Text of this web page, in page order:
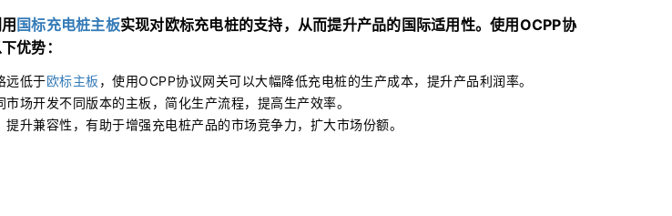
国标充电桩主板实现对欧标充电桩的支持，从而提升产品的国际适用性。使用OCPP协
优势：
远低于欧标主板 ，使用OCPP协议网关可以大幅降低充电桩的生产成本，提升产品利润率。
场开发不同版本的主板，简化生产流程，提高生产效率。
升兼容性，有助于增强充电桩产品的市场竞争力，扩大市场份额。